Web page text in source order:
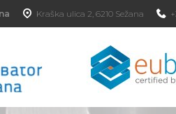
Kraška ulica 2, 6210 Sežana